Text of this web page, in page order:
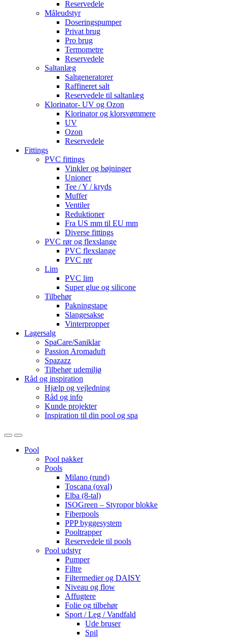
Reservedele
Måleudstyr
Doseringspumper
Privat brug
Pro brug
Termometre
Reservedele
Saltanlæg
Saltgeneratorer
Raffineret salt
Reservedele til saltanlæg
Klorinator- UV og Ozon
Klorinator og klorsvømmere
UV
Ozon
Reservedele
Fittings
PVC fittings
Vinkler og bøjninger
Unioner
Tee / Y / kryds
Muffer
Ventiler
Reduktioner
Fra US mm til EU mm
Diverse fittings
PVC rør og flexslange
PVC flexslange
PVC rør
Lim
PVC lim
Super glue og silicone
Tilbehør
Pakningstape
Slangesakse
Vinterpropper
Lagersalg
SpaCare/Saniklar
Passion Aromaduft
Spazazz
Tilbehør udemiljø
Råd og inspiration
Hjælp og vejledning
Råd og info
Kunde projekter
Inspiration til din pool og spa
OpenClose
Pool
Pool pakker
Pools
Milano (rund)
Toscana (oval)
Elba (8-tal)
ISOGreen – Styropor blokke
Fiberpools
PPP byggesystem
Pooltrapper
Reservedele til pools
Pool udstyr
Pumper
Filtre
Filtermedier og DAISY
Niveau og flow
Affugtere
Folie og tilbehør
Sport / Leg / Vandfald
Ude bruser
Spil